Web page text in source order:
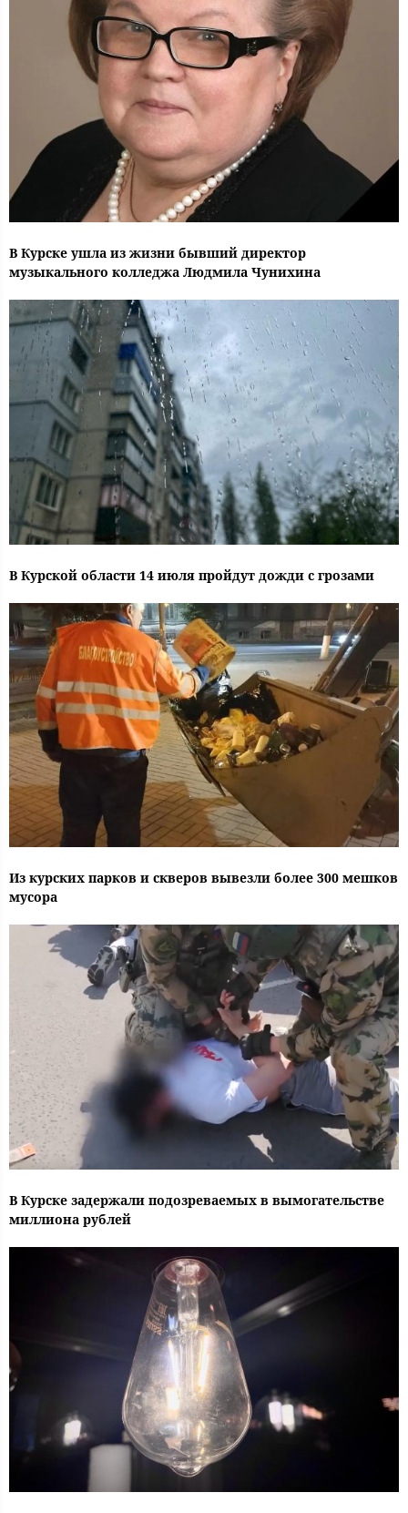
В Курске ушла из жизни бывший директор
музыкального колледжа Людмила Чунихина
В Курской области 14 июля пройдут дожди с грозами
Из курских парков и скверов вывезли более 300 мешков
мусора
В Курске задержали подозреваемых в вымогательстве
миллиона рублей